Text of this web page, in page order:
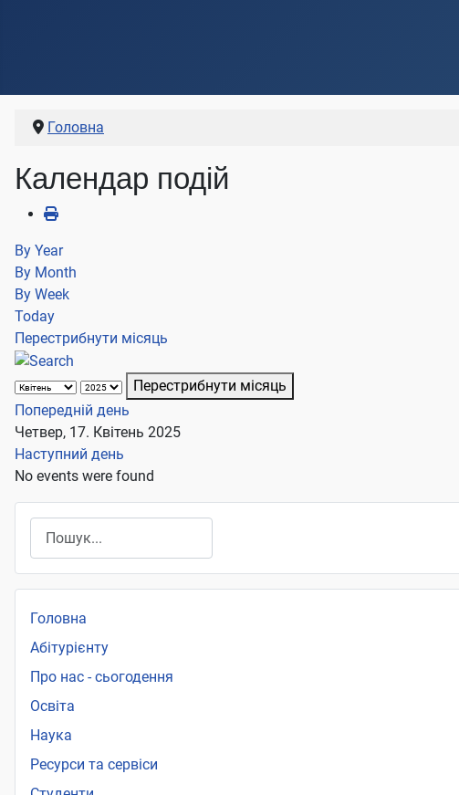
Головна
Календар подій
By Year
By Month
By Week
Today
Перестрибнути місяць
Перестрибнути місяць
Попередній день
Четвер, 17. Квітень 2025
Наступний день
No events were found
Головна
Абітурієнту
Про нас - сьогодення
Освіта
Наука
Ресурси та сервіси